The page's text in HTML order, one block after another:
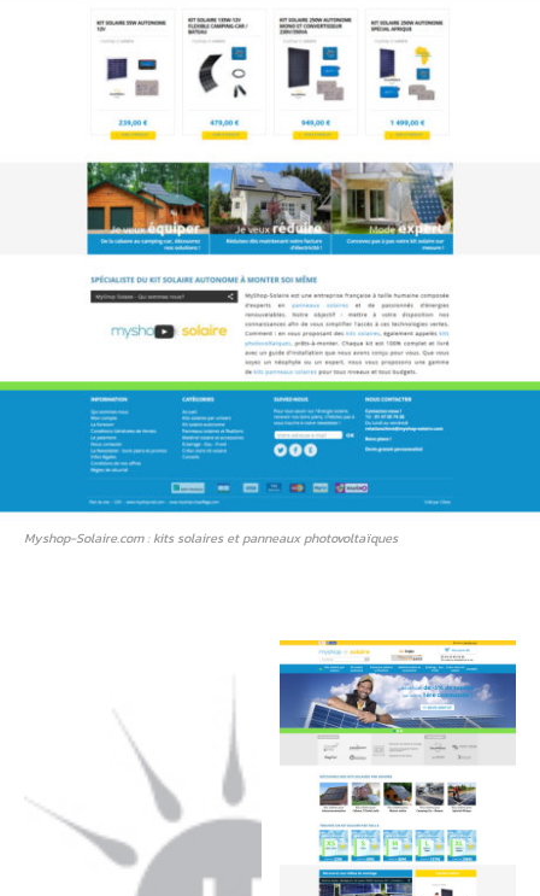
Myshop-Solaire.com : kits solaires et panneaux photovoltaïques